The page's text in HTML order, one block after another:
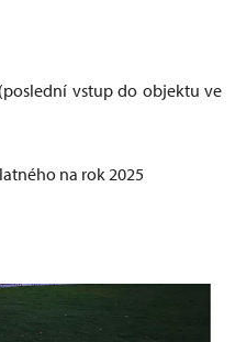
(poslední vstup do objektu ve
na rok 2025